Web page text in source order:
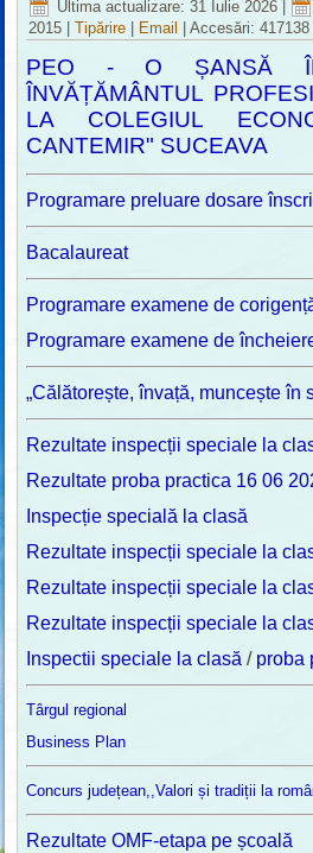
Ultima actualizare: 31 Iulie 2026
2015 |Tipărire Email |Accesări: 417138
PEO - O ȘANSĂ
ÎNVĂȚĂMÂNTUL
LA COLEGIUL
CANTEMIR" SUCEAVA
Programare preluare dosare
Bacalaureat
Programare examene de
Programare examene de
„Călătorește, învață, muncește în
Rezultate inspecții speciale la
Rezultate proba practica 16 06
Inspecție specială la clasă
Rezultate inspecții speciale la
Rezultate inspecții speciale la
Rezultate inspecții speciale la
Inspectii speciale la clasă / proba
Târgul regional
Business Plan
Concurs județean,,Valori și tradiții la
Rezultate OMF-etapa pe școală